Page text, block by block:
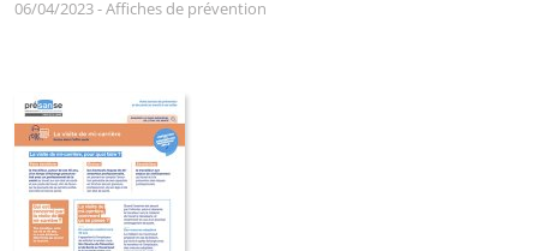
06/04/2023-Affiches de prévention